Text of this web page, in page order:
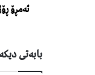
ئەمڕۆ ڕۆژی
بابەتی دیكە